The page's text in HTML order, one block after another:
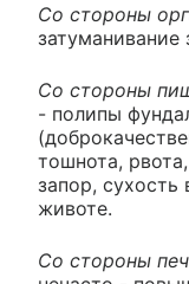
Со стороны
затуманивание
Со стороны
- полипы
тошнота,
запор,
животе.
Со стороны